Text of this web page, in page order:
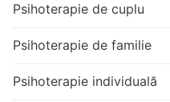
Psihoterapie de cuplu
Psihoterapie de familie
Psihoterapie individuală